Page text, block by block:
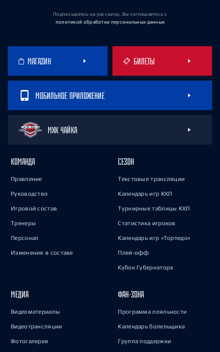
Подписываясь на рассылку, Вы соглашаетесь с
политикой обработки персональных данных
МАГАЗИН БИЛЕТЫ
МОБИЛЬНОЕ ПРИЛОЖЕНИЕ
МХК ЧАЙКА
КОМАНДА
Правление
Руководство
Игровой состав
Тренеры
Персонал
Изменения в составе
СЕЗОН
Текстовые трансляции
Календарь игр КХЛ
Турнирные таблицы КХЛ
Статистика игроков
Календарь игр «Торпедо»
Плей-офф
Кубок Губернатора
МЕДИА
Видеоматериалы
Видеотрансляции
Фотогалерея
ФАН-ЗОНА
Программа лояльности
Календарь болельщика
Группа поддержки